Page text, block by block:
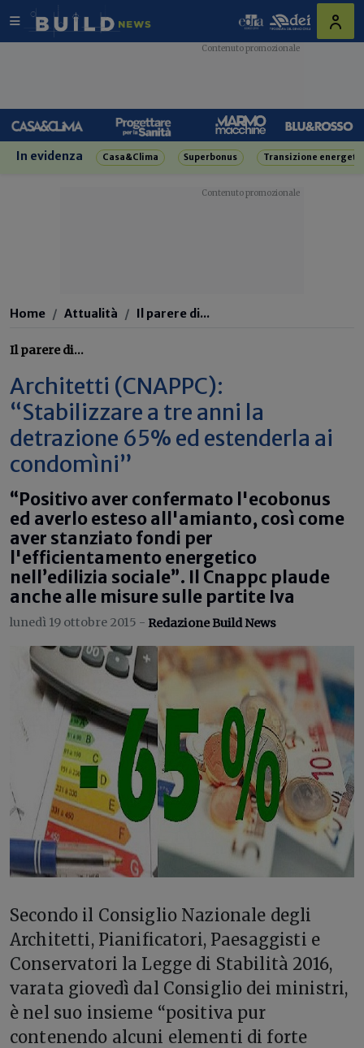
In evidenza Casa&Clima Superbonus Transizione
Home Attualità Il parere di...
Il parere di...
Architetti (CNAPPC):
“Stabilizzare a tre anni la
detrazione 65% ed estenderla ai
condomìni”
“Positivo aver confermato l'ecobonus
ed averlo esteso all'amianto, così come
aver stanziato fondi per
l'efficientamento energetico
nell’edilizia sociale”. Il Cnappc plaude
anche alle misure sulle partite Iva
lunedì 19 ottobre 2015 - Redazione Build News
Secondo il Consiglio Nazionale degli
Architetti, Pianificatori, Paesaggisti e
Conservatori la Legge di Stabilità 2016,
varata giovedì dal Consiglio dei ministri,
è nel suo insieme “positiva pur
contenendo alcuni elementi di forte